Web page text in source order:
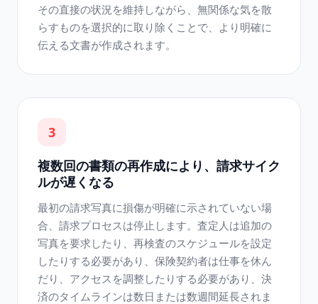
その直接の状況を維持しながら、無関係な気を散
らすものを選択的に取り除くことで、より明確に
伝える文書が作成されます。
3
複数回の書類の再作成により、請求サイク
ルが遅くなる
最初の請求写真に損傷が明確に示されていない場
合、請求プロセスは停止します。査定人は追加の
写真を要求したり、再検査のスケジュールを設定
したりする必要があり、保険契約者は仕事を休ん
だり、アクセスを調整したりする必要があり、決
済のタイムラインは数日または数週間延長されま